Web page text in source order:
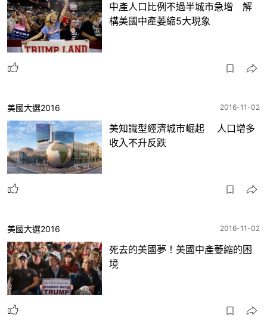
中產人口比例不過半城市急增 解
構美國中產萎縮5大現象
美國大選2016 2016-11-02
美知識型經濟城市崛起 人口增多
收入不升反跌
美國大選2016 2016-11-02
死去的美國夢！美國中產萎縮的困
境